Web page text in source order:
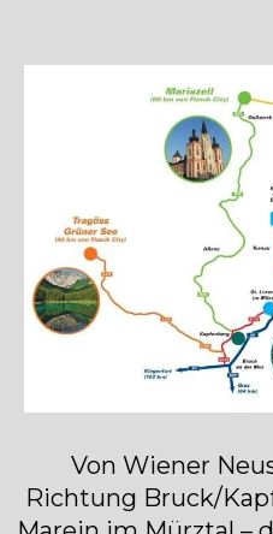
Von Wiener
Richtung Bruck/